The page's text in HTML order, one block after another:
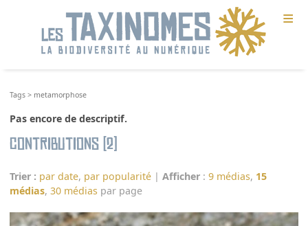
≡
Tags > metamorphose
Pas encore de descriptif.
Contributions (2)
Trier : par date, par popularité |Afficher :9 médias, 15
médias,30 médias par page